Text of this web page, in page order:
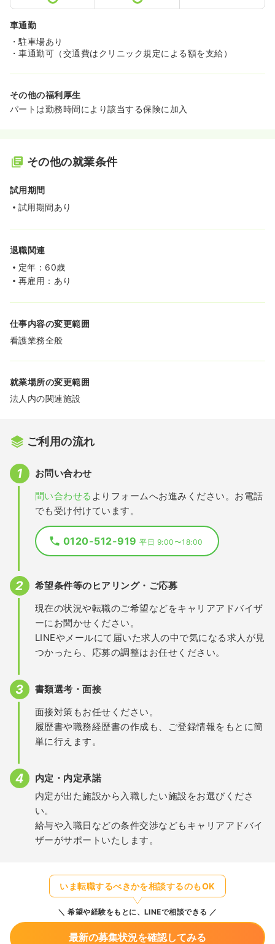
車通勤
・駐車場あり
・車通勤可（交通費はクリニック規定による額を支給）
その他の福利厚生
パートは勤務時間により該当する保険に加入
その他の就業条件
試用期間
試用期間あり
退職関連
定年：60歳
再雇用：あり
仕事内容の変更範囲
看護業務全般
就業場所の変更範囲
法人内の関連施設
ご利用の流れ
お問い合わせ
問い合わせる よりフォームへお進みください。お電話
でも受け付けています。
0120-512-919平日 9:00〜18:00
希望条件等のヒアリング・ご応募
現在の状況や転職のご希望などをキャリアアドバイザ
ーにお聞かせください。
LINEやメールにて届いた求人の中で気になる求人が見
つかったら、応募の調整はお任せください。
書類選考・面接
面接対策もお任せください。
履歴書や職務経歴書の作成も、ご登録情報をもとに簡
単に行えます。
内定・内定承諾
内定が出た施設から入職したい施設をお選びくださ
い。
給与や入職日などの条件交渉などもキャリアアドバイ
ザーがサポートいたします。
いま転職するべきかを相談するのもOK
希望や経験をもとに、LINEで相談できる
最新の募集状況を確認してみる